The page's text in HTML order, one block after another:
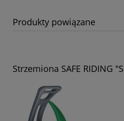
Produkty powiązane
Strzemiona SAFE RIDING